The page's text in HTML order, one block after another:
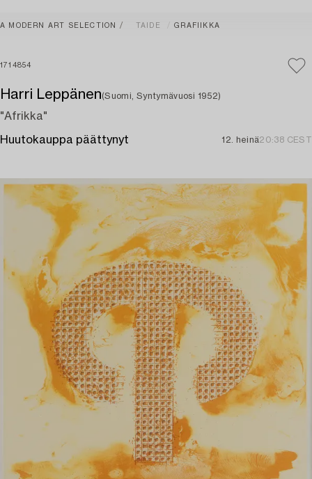
A MODERN ART SELECTION TAIDE GRAFIIKKA
1714854
Harri Leppänen(Suomi, Syntymävuosi 1952)
"Afrikka"
Huutokauppa päättynyt 12. heinä20:38 CEST